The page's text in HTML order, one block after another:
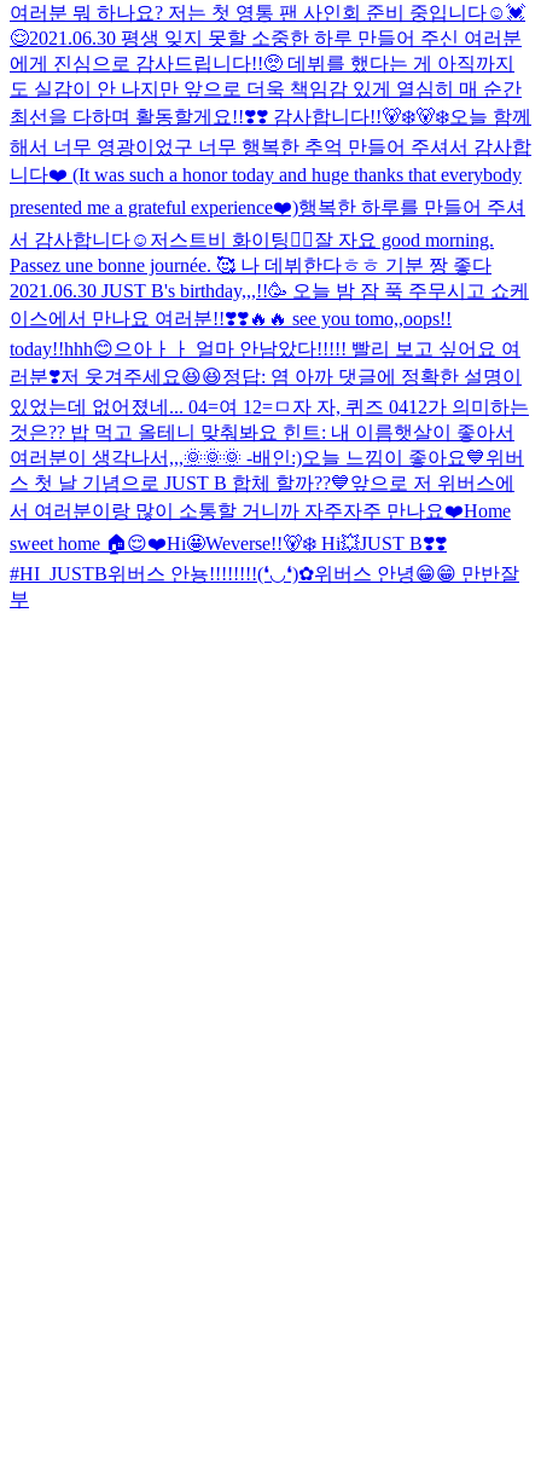
여러분 뭐 하나요? 저는 첫 영통 팬 사인회 준비 중입니다☺️💓
😌2021.06.30 평생 잊지 못할 소중한 하루 만들어 주신 여러분
에게 진심으로 감사드립니다!!🥺 데뷔를 했다는 게 아직까지
도 실감이 안 나지만 앞으로 더욱 책임감 있게 열심히 매 순간
최선을 다하며 활동할게요!!❣️❣️️ 감사합니다!!🐻‍❄️🐻‍❄️오늘 함께
해서 너무 영광이었구 너무 행복한 추억 만들어 주셔서 감사합
니다❤️ (It was such a honor today and huge thanks that everybody
presented me a grateful experience❤️)행복한 하루를 만들어 주셔
서 감사합니다☺️저스트비 화이팅❤️‍🔥잘 자요 good morning.
Passez une bonne journée. 🥰 나 데뷔한다ㅎㅎ 기분 짱 좋다
2021.06.30 JUST B's birthday,,,!!🥳 오늘 밤 잠 푹 주무시고 쇼케
이스에서 만나요 여러분!!❣️❣️🔥🔥 see you tomo,,oops!!
today!!hhh😊으아ㅏㅏ 얼마 안남았다!!!!! 빨리 보고 싶어요 여
러분❣️저 웃겨주세요😆😆정답: 염 아까 댓글에 정확한 설명이
있었는데 없어졌네... 04=여 12=ㅁ 자 자, 퀴즈 0412가 의미하는
것은?? 밥 먹고 올테니 맞춰봐요 힌트: 내 이름햇살이 좋아서
여러분이 생각나서,,,🌞🌞🌞 -배인:)오늘 느낌이 좋아요💙위버
스 첫 날 기념으로 JUST B 합체 할까??💙앞으로 저 위버스에
서 여러분이랑 많이 소통할 거니까 자주자주 만나요❤️Home
sweet home 🏠😌❤️Hi🤩Weverse!!🐻‍❄️ Hi💥JUST B❣️❣️
#HI_JUSTB위버스 안뇽!!!!!!!!(❛◡❛)✿위버스 안녕😁😁 만반잘
부